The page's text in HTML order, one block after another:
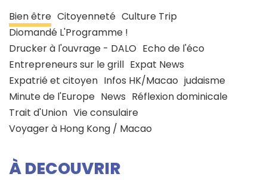
Bien être Citoyenneté Culture Trip
Diomandé L'Programme !
Drucker à l'ouvrage - DALO Echo de l'éco
Entrepreneurs sur le grill Expat News
Expatrié et citoyen Infos HK/Macao judaisme
Minute de l'Europe News Réflexion dominicale
Trait d'Union Vie consulaire
Voyager à Hong Kong / Macao
À DECOUVRIR